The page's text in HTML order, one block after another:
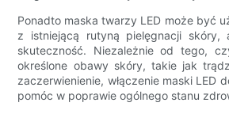
Ponadto maska ​​twarzy LED może być
z istniejącą rutyną pielęgnacji skóry,
skuteczność. Niezależnie od tego,
określone obawy skóry, takie jak
zaczerwienienie, włączenie maski LED
pomóc w poprawie ogólnego stanu